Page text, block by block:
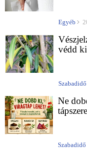
Egyéb
védd
Szabadidő
Ne
Szabadidő